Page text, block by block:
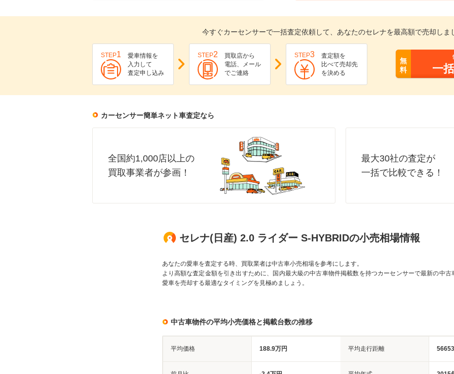
今すぐカーセンサーで一括査定依頼して、あなたのセレナを最高額で売却しま
STEP1
愛車情報を
入力して
査定申し込み
STEP2
買取店から
電話、メール
でご連絡
STEP3
査定額を
比べて売却先
を決める
無
料
一
カーセンサー簡単ネット車査定なら
全国約1,000店以上の
買取事業者が参画！
最大30社の査定が
一括で比較できる！
セレナ(日産) 2.0 ライダー S-HYBRIDの小売相場情報
あなたの愛車を査定する時、買取業者は中古車小売相場を参考にします。
より高額な査定金額を引き出すために、国内最大級の中古車物件掲載数を持つカーセンサーで最新の中古
愛車を売却する最適なタイミングを見極めましょう。
中古車物件の平均小売価格と掲載台数の推移
平均価格 188.9万円 平均走行距離